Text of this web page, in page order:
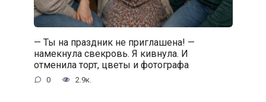
— Ты на праздник не приглашена! —
намекнула свекровь. Я кивнула. И
отменила торт, цветы и фотографа
0 2.9к.